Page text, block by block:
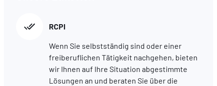
RCPI
Wenn Sie selbstständig sind oder einer
freiberuflichen Tätigkeit nachgehen, bieten
wir Ihnen auf Ihre Situation abgestimmte
Lösungen an und beraten Sie über die